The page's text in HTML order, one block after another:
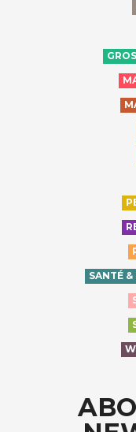
SANTÉ &